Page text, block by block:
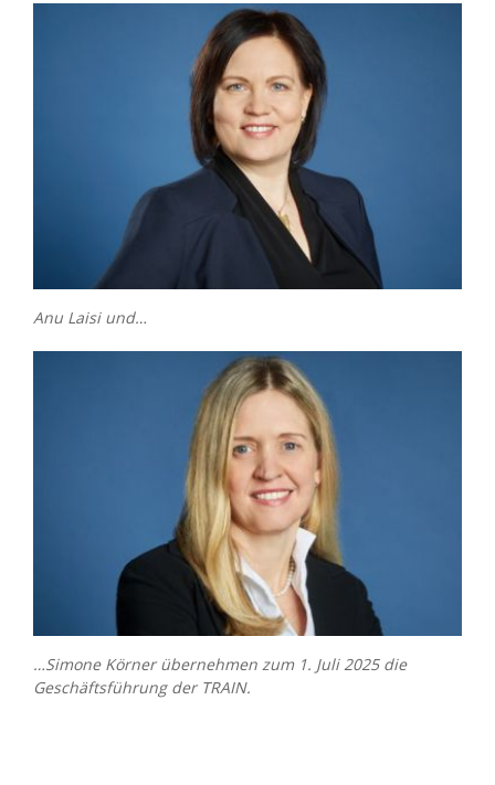
Anu Laisi und…
…Simone Körner übernehmen zum 1. Juli 2025 die
Geschäftsführung der TRAIN.